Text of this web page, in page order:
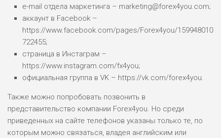
e-mail отдела маркетинга – marketing@forex4you.com;
аккаунт в Facebook –
https://www.facebook.com/pages/Forex4you/159948010
722455;
страница в Инстаграм –
https://www.instagram.com/fx4you;
официальная группа в VK – https://vk.com/forex4you.
Также можно попробовать позвонить в
представительство компании Forex4you. Но среди
приведенных на сайте телефонов указаны только те, по
которым можно связаться, владея английским или